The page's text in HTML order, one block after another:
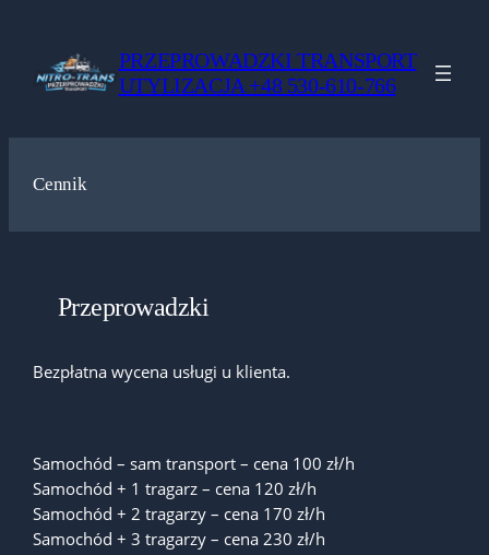
treści
PRZEPROWADZKI TRANSPORT
UTYLIZACJA +48 530-610-766
Cennik
Przeprowadzki
Bezpłatna wycena usługi u klienta.
Samochód – sam transport – cena 100 zł/h
Samochód + 1 tragarz – cena 120 zł/h
Samochód + 2 tragarzy – cena 170 zł/h
Samochód + 3 tragarzy – cena 230 zł/h